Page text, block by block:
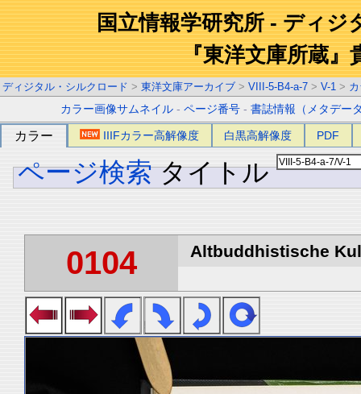
国立情報学研究所 - ディジ
『東洋文庫所蔵』
ディジタル・シルクロード > 東洋文庫アーカイブ > VIII-5-B4-a-7 > V-1 >
カラー画像サムネイル -ページ番号 -書誌情報（メタデー
カラー IIIFカラー高解像度 白黒高解像度 PDF
ページ検索 タイトル
0104 Altbuddhistische